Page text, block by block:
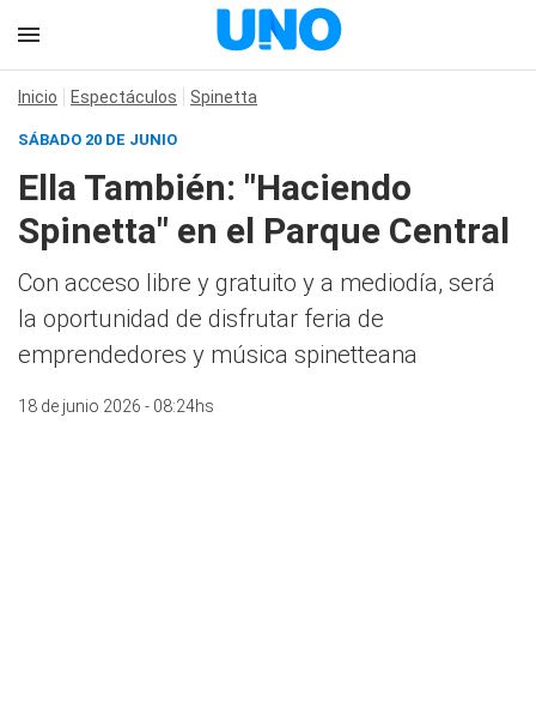
Inicio Espectáculos Spinetta
SÁBADO 20 DE JUNIO
Ella También: "Haciendo
Spinetta" en el Parque Central
Con acceso libre y gratuito y a mediodía, será
la oportunidad de disfrutar feria de
emprendedores y música spinetteana
18 de junio 2026 - 08:24hs